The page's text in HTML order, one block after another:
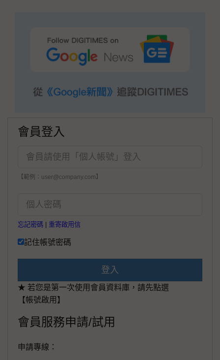
會員登入
【範例：user@company.com】
忘記密碼 重寄啟用信
記住帳號密碼
登入
★ 若您是第一次使用會員資料庫，請先點選
【帳號啟用】
會員服務申請/試用
申請專線：